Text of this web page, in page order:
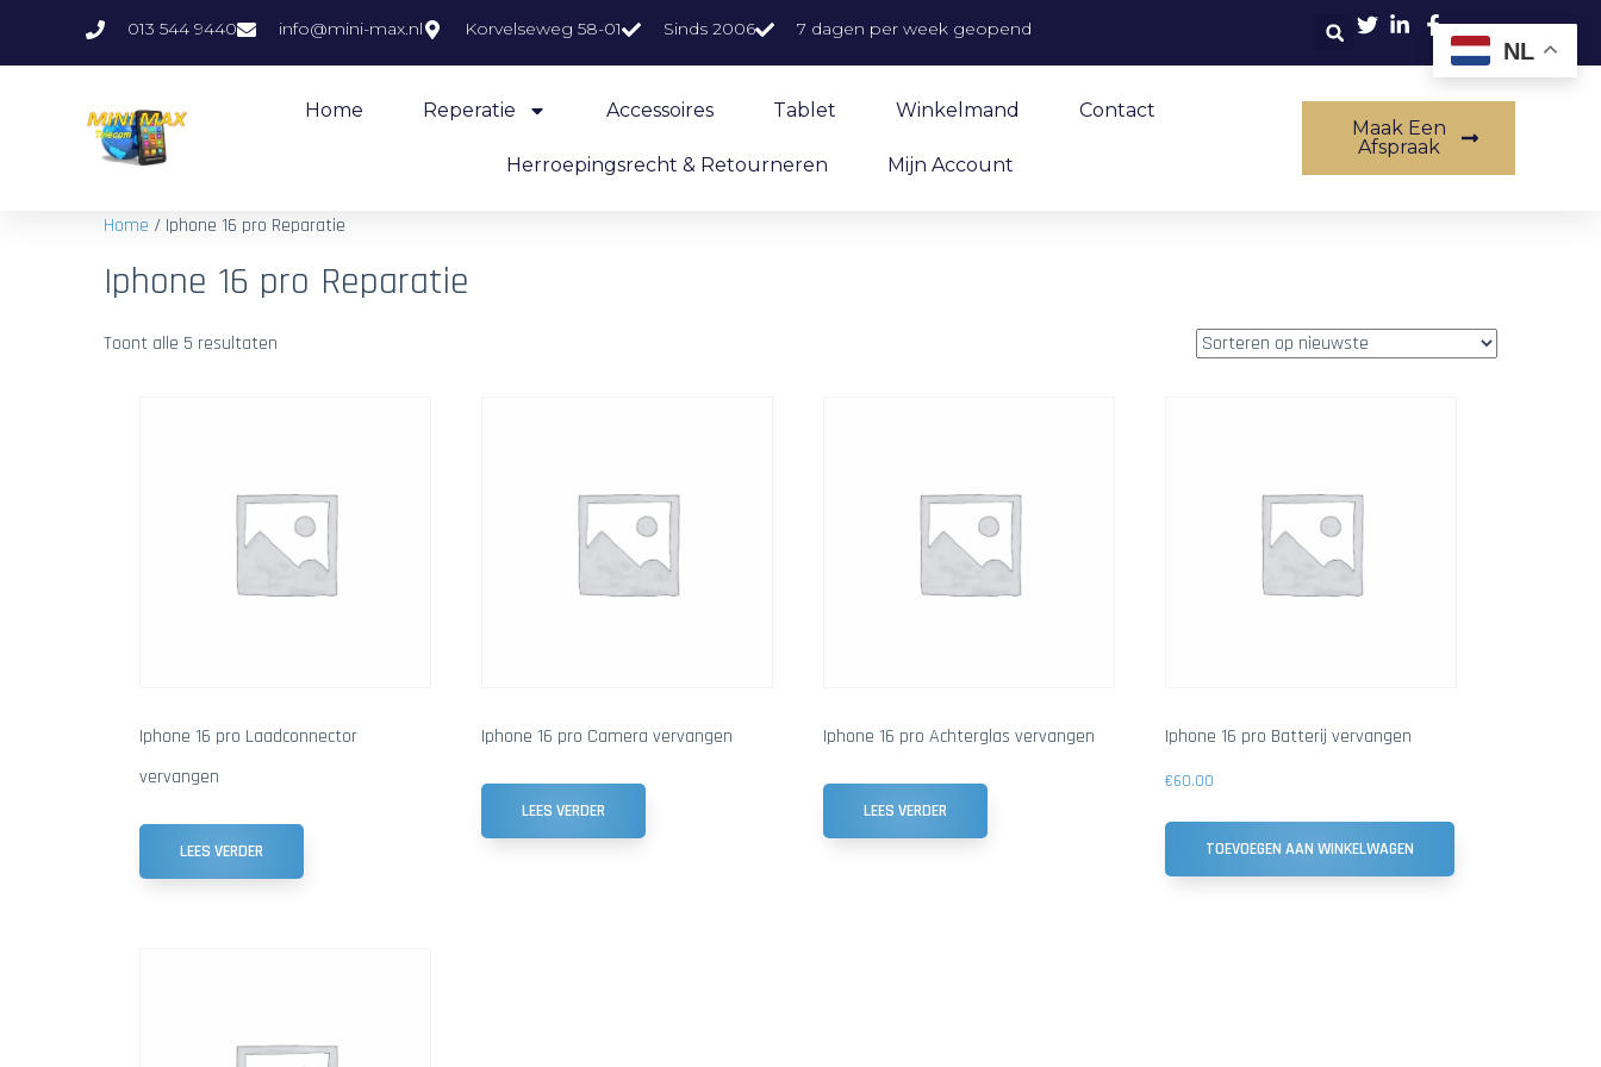
013 544 9440 info@mini-max.nl Korvelseweg 58-01 Sinds 2006 7 dagen per week geopend
Home Reperatie Accessoires Tablet Winkelmand Contact
Herroepingsrecht & Retourneren Mijn Account
Maak Een
Afspraak
Home / Iphone 16 pro Reparatie
Iphone 16 pro Reparatie
Toont alle 5 resultaten
Iphone 16 pro Laadconnector
vervangen
LEES VERDER
Iphone 16 pro Camera vervangen
LEES VERDER
Iphone 16 pro Achterglas vervangen
LEES VERDER
Iphone 16 pro Batterij vervangen
€60.00
TOEVOEGEN AAN WINKELWAGEN
NL